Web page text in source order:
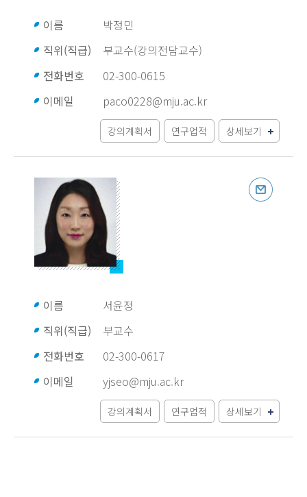
이름
박정민
직위(직급)
부교수(강의전담교수)
전화번호
02-300-0615
이메일
paco0228@mju.ac.kr
강의계획서 연구업적 상세보기
이름
서윤정
직위(직급)
부교수
전화번호
02-300-0617
이메일
yjseo@mju.ac.kr
강의계획서 연구업적 상세보기